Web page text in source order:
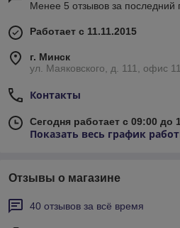
Менее 5 отзывов за последний
Работает с 11.11.2015
г. Минск
ул. Маяковского, д. 111, офис
Контакты
Сегодня работает с 09:00 до
Показать весь график
Отзывы о магазине
40 отзывов за всё время